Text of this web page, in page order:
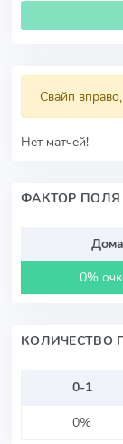
Свайп
Нет матчей!
ФАКТОР ПОЛЯ
Дома
0%
КОЛИЧЕСТВО
0-1
0%